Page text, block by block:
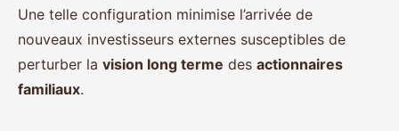
Une telle configuration minimise l’arrivée de
nouveaux investisseurs externes susceptibles de
perturber la vision long terme des actionnaires
familiaux.